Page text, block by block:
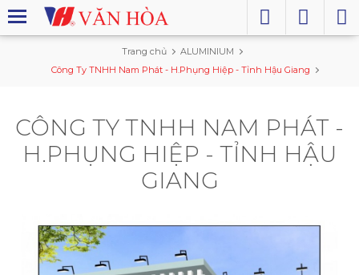
Trang chủ
ALUMINIUM
Công Ty TNHH Nam Phát - H.Phụng Hiệp - Tỉnh Hậu Giang
CÔNG TY TNHH NAM PHÁT -
H.PHỤNG HIỆP - TỈNH HẬU
GIANG